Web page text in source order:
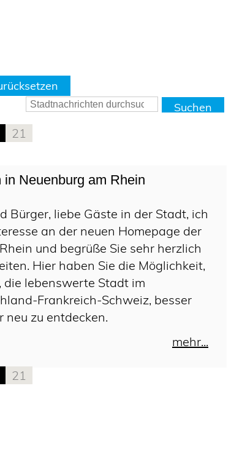
21
Neuenburg am Rhein
Bürger, liebe Gäste in der Stadt, ich
an der neuen Homepage der
und begrüße Sie sehr herzlich
Hier haben Sie die Möglichkeit,
die lebenswerte Stadt im
Frankreich-Schweiz, besser
neu zu entdecken.
mehr...
21